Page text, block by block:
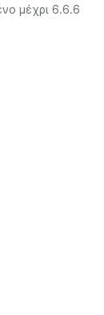
μέχρι 6.6.6